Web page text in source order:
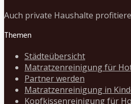
Auch private Haushalte
Themen
Städteübersicht
Matratzenreinigung für
Partner werden
Matratzenreinigung in
Kopfkissenreinigung für